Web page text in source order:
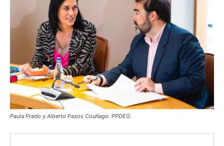
Paula Prado y Alberto Pazos Couñago. PPDEG